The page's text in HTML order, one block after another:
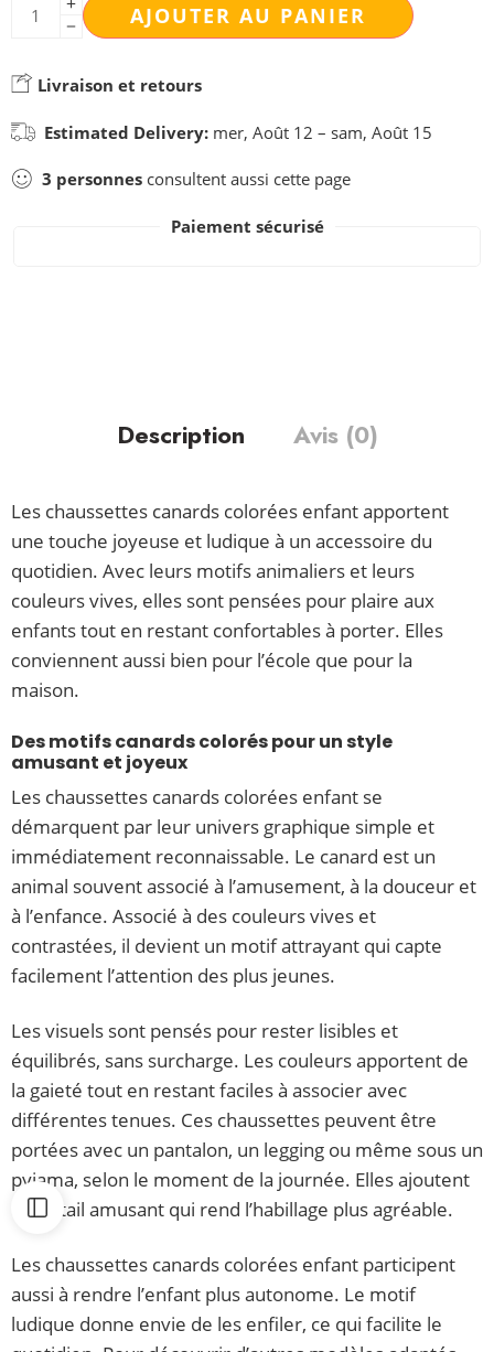
AJOUTER AU PANIER
Livraison et retours
Estimated Delivery: mer, Août 12 – sam, Août 15
3 personnes consultent aussi cette page
Paiement sécurisé
Description Avis (0)
Les chaussettes canards colorées enfant apportent
une touche joyeuse et ludique à un accessoire du
quotidien. Avec leurs motifs animaliers et leurs
couleurs vives, elles sont pensées pour plaire aux
enfants tout en restant confortables à porter. Elles
conviennent aussi bien pour l’école que pour la
maison.
Des motifs canards colorés pour un style
amusant et joyeux
Les chaussettes canards colorées enfant se
démarquent par leur univers graphique simple et
immédiatement reconnaissable. Le canard est un
animal souvent associé à l’amusement, à la douceur et
à l’enfance. Associé à des couleurs vives et
contrastées, il devient un motif attrayant qui capte
facilement l’attention des plus jeunes.
Les visuels sont pensés pour rester lisibles et
équilibrés, sans surcharge. Les couleurs apportent de
la gaieté tout en restant faciles à associer avec
différentes tenues. Ces chaussettes peuvent être
portées avec un pantalon, un legging ou même sous un
pyjama, selon le moment de la journée. Elles ajoutent
un détail amusant qui rend l’habillage plus agréable.
Les chaussettes canards colorées enfant participent
aussi à rendre l’enfant plus autonome. Le motif
ludique donne envie de les enfiler, ce qui facilite le